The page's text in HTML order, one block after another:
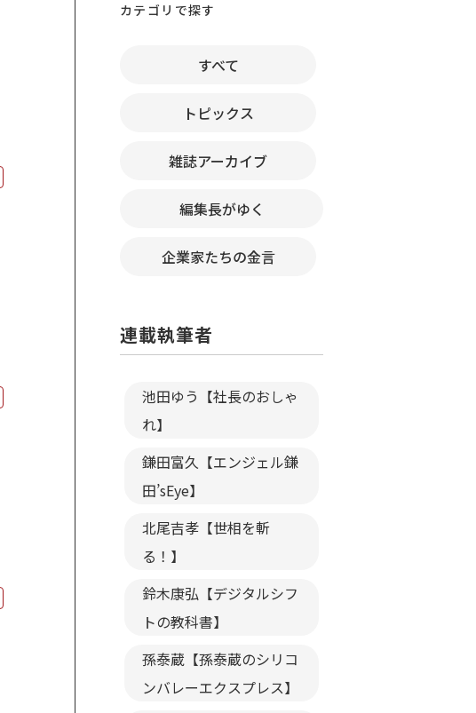
カテゴリで探す
すべて
トピックス
雑誌アーカイブ
編集長がゆく
企業家たちの金言
連載執筆者
池田ゆう【社長のおしゃ
れ】
鎌田富久【エンジェル鎌
田’sEye】
北尾吉孝【世相を斬
る！】
鈴木康弘【デジタルシフ
トの教科書】
孫泰蔵【孫泰蔵のシリコ
ンバレーエクスプレス】